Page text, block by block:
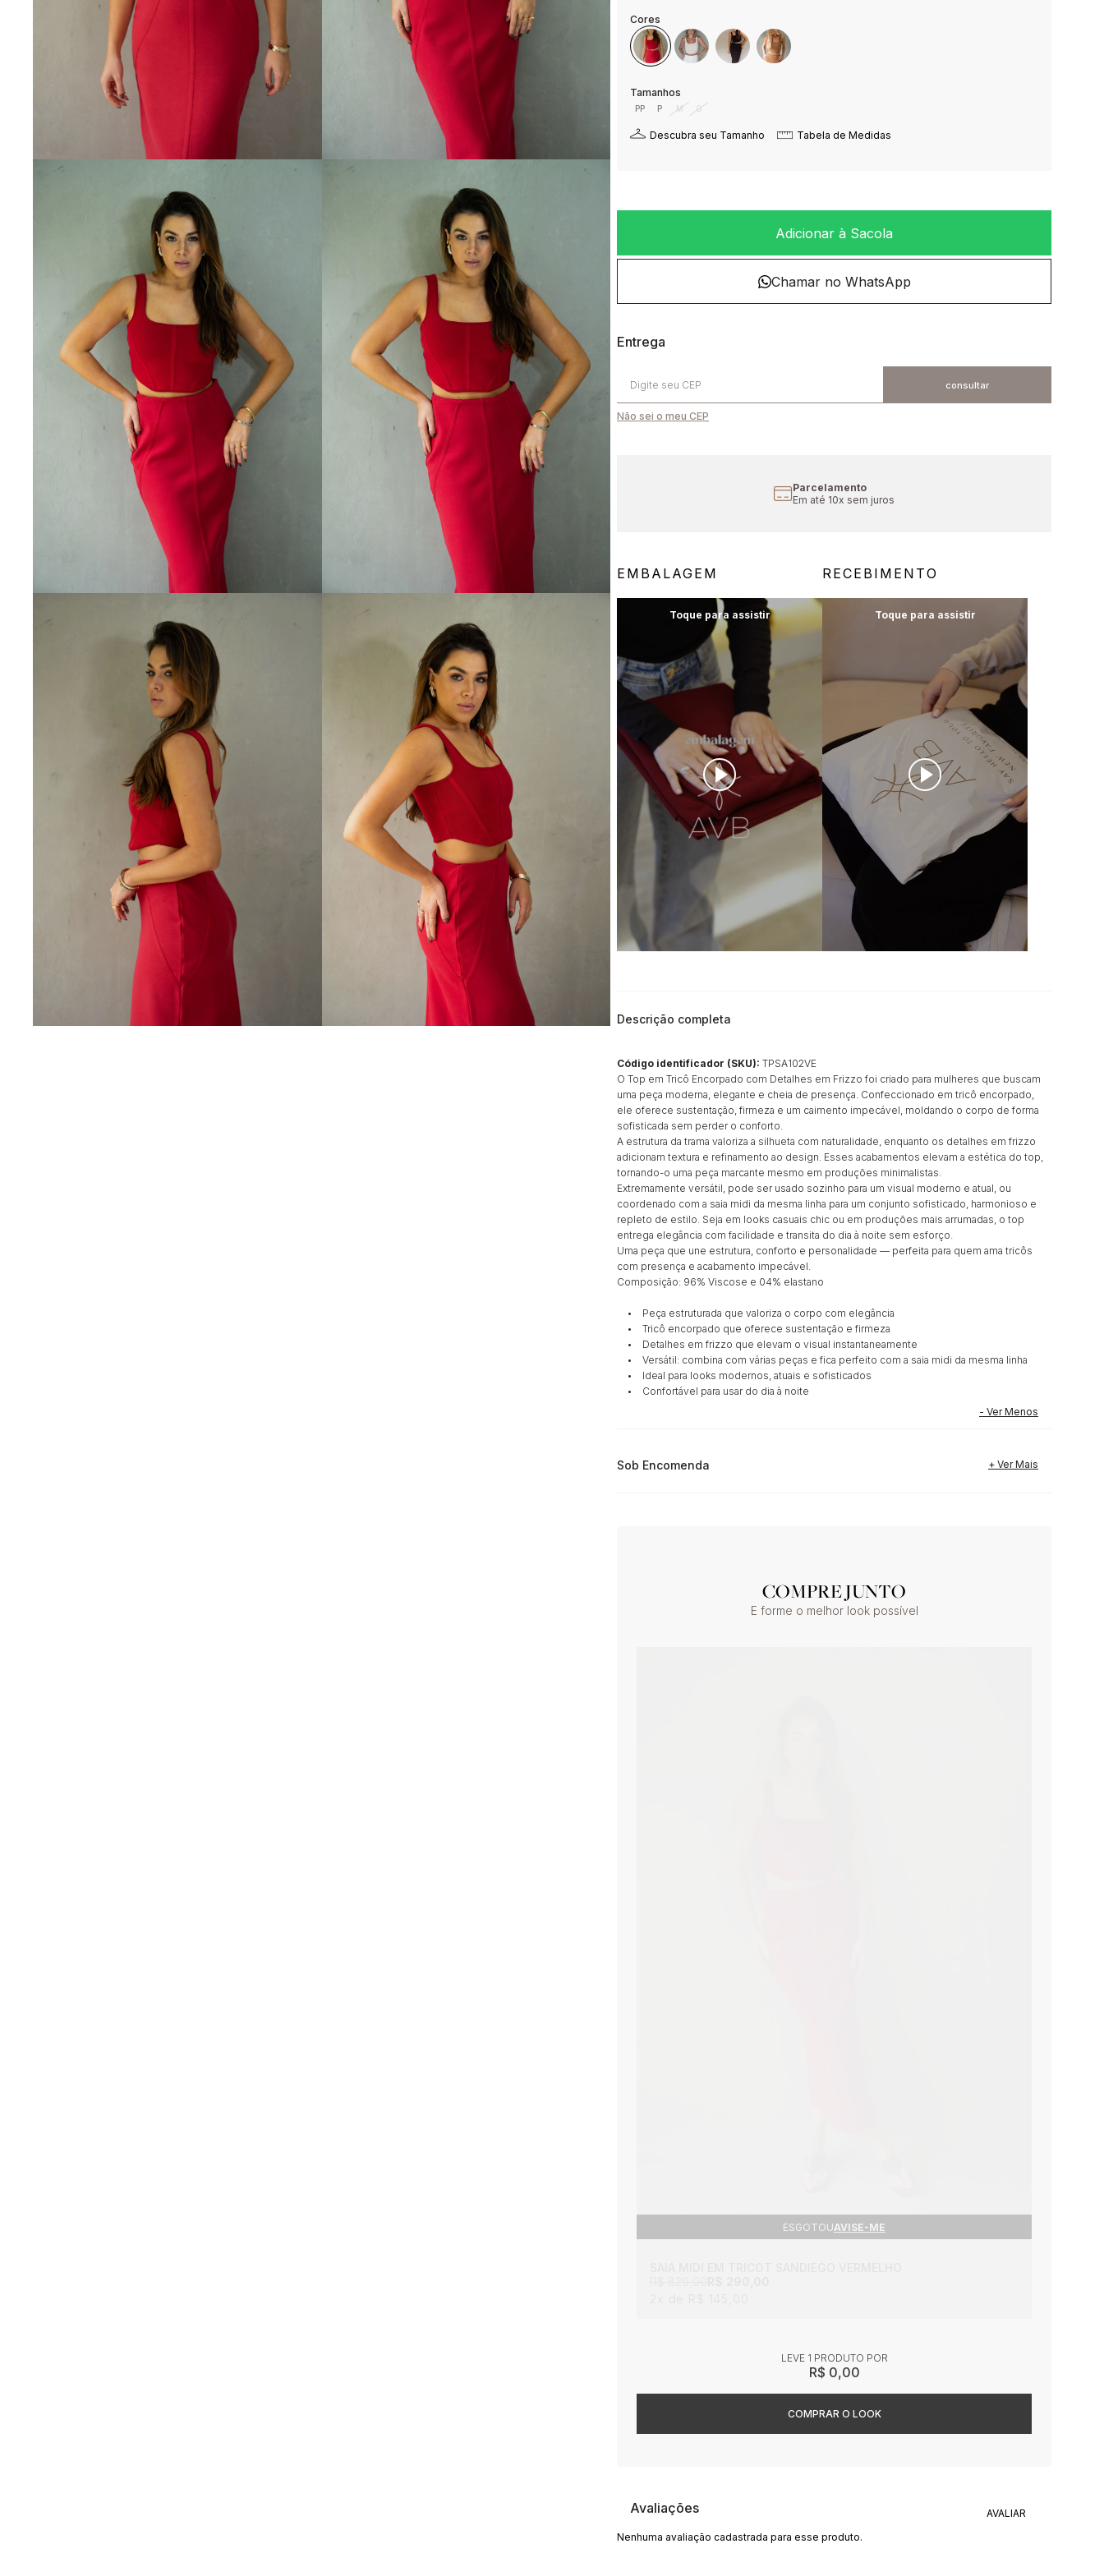
PP P M G
Descubra seu Tamanho Tabela de Medidas
Adicionar à Sacola
Não sei o meu CEP
Cupom Primeira Compra
Aproveite 10% off
EMBALAGEM RECEBIMENTO
Descrição completa
Código identificador (SKU): TPSA102VE
O Top em Tricô Encorpado com Detalhes em Frizzo foi criado para mulheres que buscam
uma peça moderna, elegante e cheia de presença. Confeccionado em tricô encorpado,
ele oferece sustentação, firmeza e um caimento impecável, moldando o corpo de forma
sofisticada sem perder o conforto.
A estrutura da trama valoriza a silhueta com naturalidade, enquanto os detalhes em frizzo
adicionam textura e refinamento ao design. Esses acabamentos elevam a estética do top,
tornando-o uma peça marcante mesmo em produções minimalistas.
Extremamente versátil, pode ser usado sozinho para um visual moderno e atual, ou
coordenado com a saia midi da mesma linha para um conjunto sofisticado, harmonioso e
repleto de estilo. Seja em looks casuais chic ou em produções mais arrumadas, o top
entrega elegância com facilidade e transita do dia à noite sem esforço.
Uma peça que une estrutura, conforto e personalidade — perfeita para quem ama tricôs
com presença e acabamento impecável.
Composição: 96% Viscose e 04% elastano
• Peça estruturada que valoriza o corpo com elegância
• Tricô encorpado que oferece sustentação e firmeza
• Detalhes em frizzo que elevam o visual instantaneamente
• Versátil: combina com várias peças e fica perfeito com a saia midi da mesma linha
• Ideal para looks modernos, atuais e sofisticados
• Confortável para usar do dia à noite
Sob Encomenda
COMPRE JUNTO
E forme o melhor look possível
ESGOTOUAVISE-ME
LEVE 1 PRODUTO
R$ 0,00
Avaliações
Nenhuma avaliação cadastrada para esse produto.